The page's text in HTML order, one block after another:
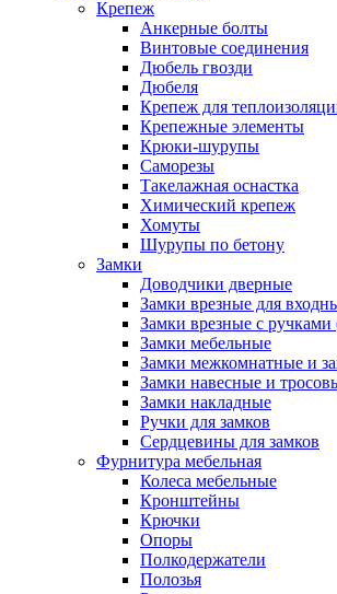
Крепеж
Анкерные болты
Винтовые соединения
Дюбель гвозди
Дюбеля
Крепеж для
Крепежные элементы
Крюки-шурупы
Саморезы
Такелажная оснастка
Химический крепеж
Хомуты
Шурупы по бетону
Замки
Доводчики дверные
Замки врезные для
Замки врезные с ручками
Замки мебельные
Замки межкомнатные и
Замки навесные и
Замки накладные
Ручки для замков
Сердцевины для замков
Фурнитура мебельная
Колеса мебельные
Кронштейны
Крючки
Опоры
Полкодержатели
Полозья